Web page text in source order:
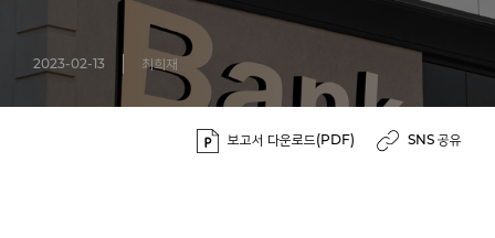
2023-02-13 최희재
보고서 다운로드(PDF) SNS 공유